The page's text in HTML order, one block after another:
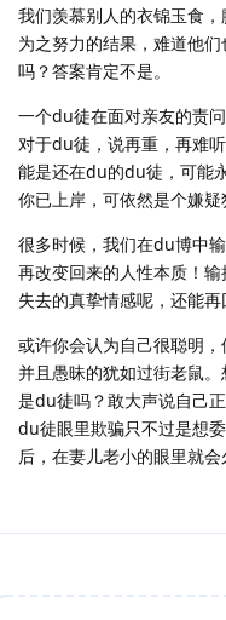
我们羡慕别人的衣锦玉食
为之努力的结果，难道他
吗？答案肯定不是。
一个du徒在面对亲友的责
对于du徒，说再重，再难
能是还在du的du徒，可能
你已上岸，可依然是个嫌疑
很多时候，我们在du博中
再改变回来的人性本质！
失去的真挚情感呢，还能再
或许你会认为自己很聪明
并且愚昧的犹如过街老鼠
是du徒吗？敢大声说自己
du徒眼里欺骗只不过是想
后，在妻儿老小的眼里就